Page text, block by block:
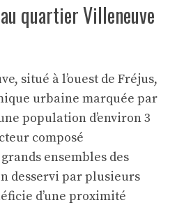
quartier Villeneuve
situé à l’ouest de Fréjus,
urbaine marquée par
population d’environ 3
composé
ensembles des
desservi par plusieurs
d’une proximité